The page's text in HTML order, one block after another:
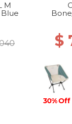
M
$
30% Off